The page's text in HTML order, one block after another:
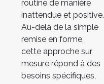
routine de manière
inattendue et positive.
Au-delà de la simple
remise en forme,
cette approche sur
mesure répond à des
besoins spécifiques,